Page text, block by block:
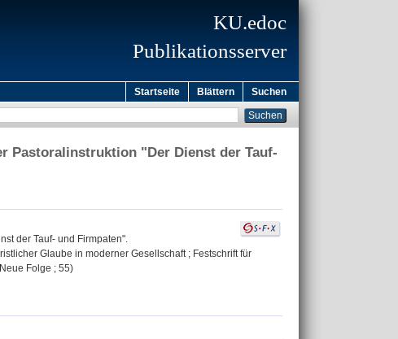
KU.edoc
Publikationsserver
Startseite Blättern Suchen
Pastoralinstruktion "Der Dienst der Tauf-
der Tauf- und Firmpaten".
Glaube in moderner Gesellschaft ; Festschrift für
Folge ; 55)